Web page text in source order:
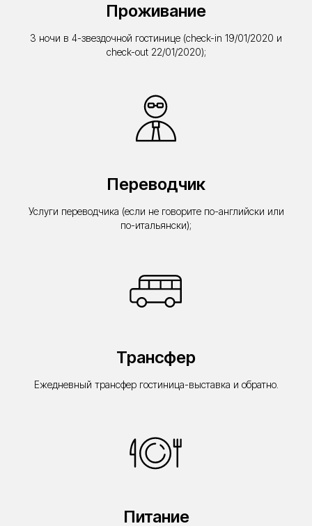
Проживание
3 ночи в 4-звездочной гостинице (check-in 19/01/2020 и
check-out 22/01/2020);
Переводчик
Услуги переводчика (если не говорите по-английски или
по-итальянски);
Трансфер
Ежедневный трансфер гостиница-выставка и обратно.
Питание